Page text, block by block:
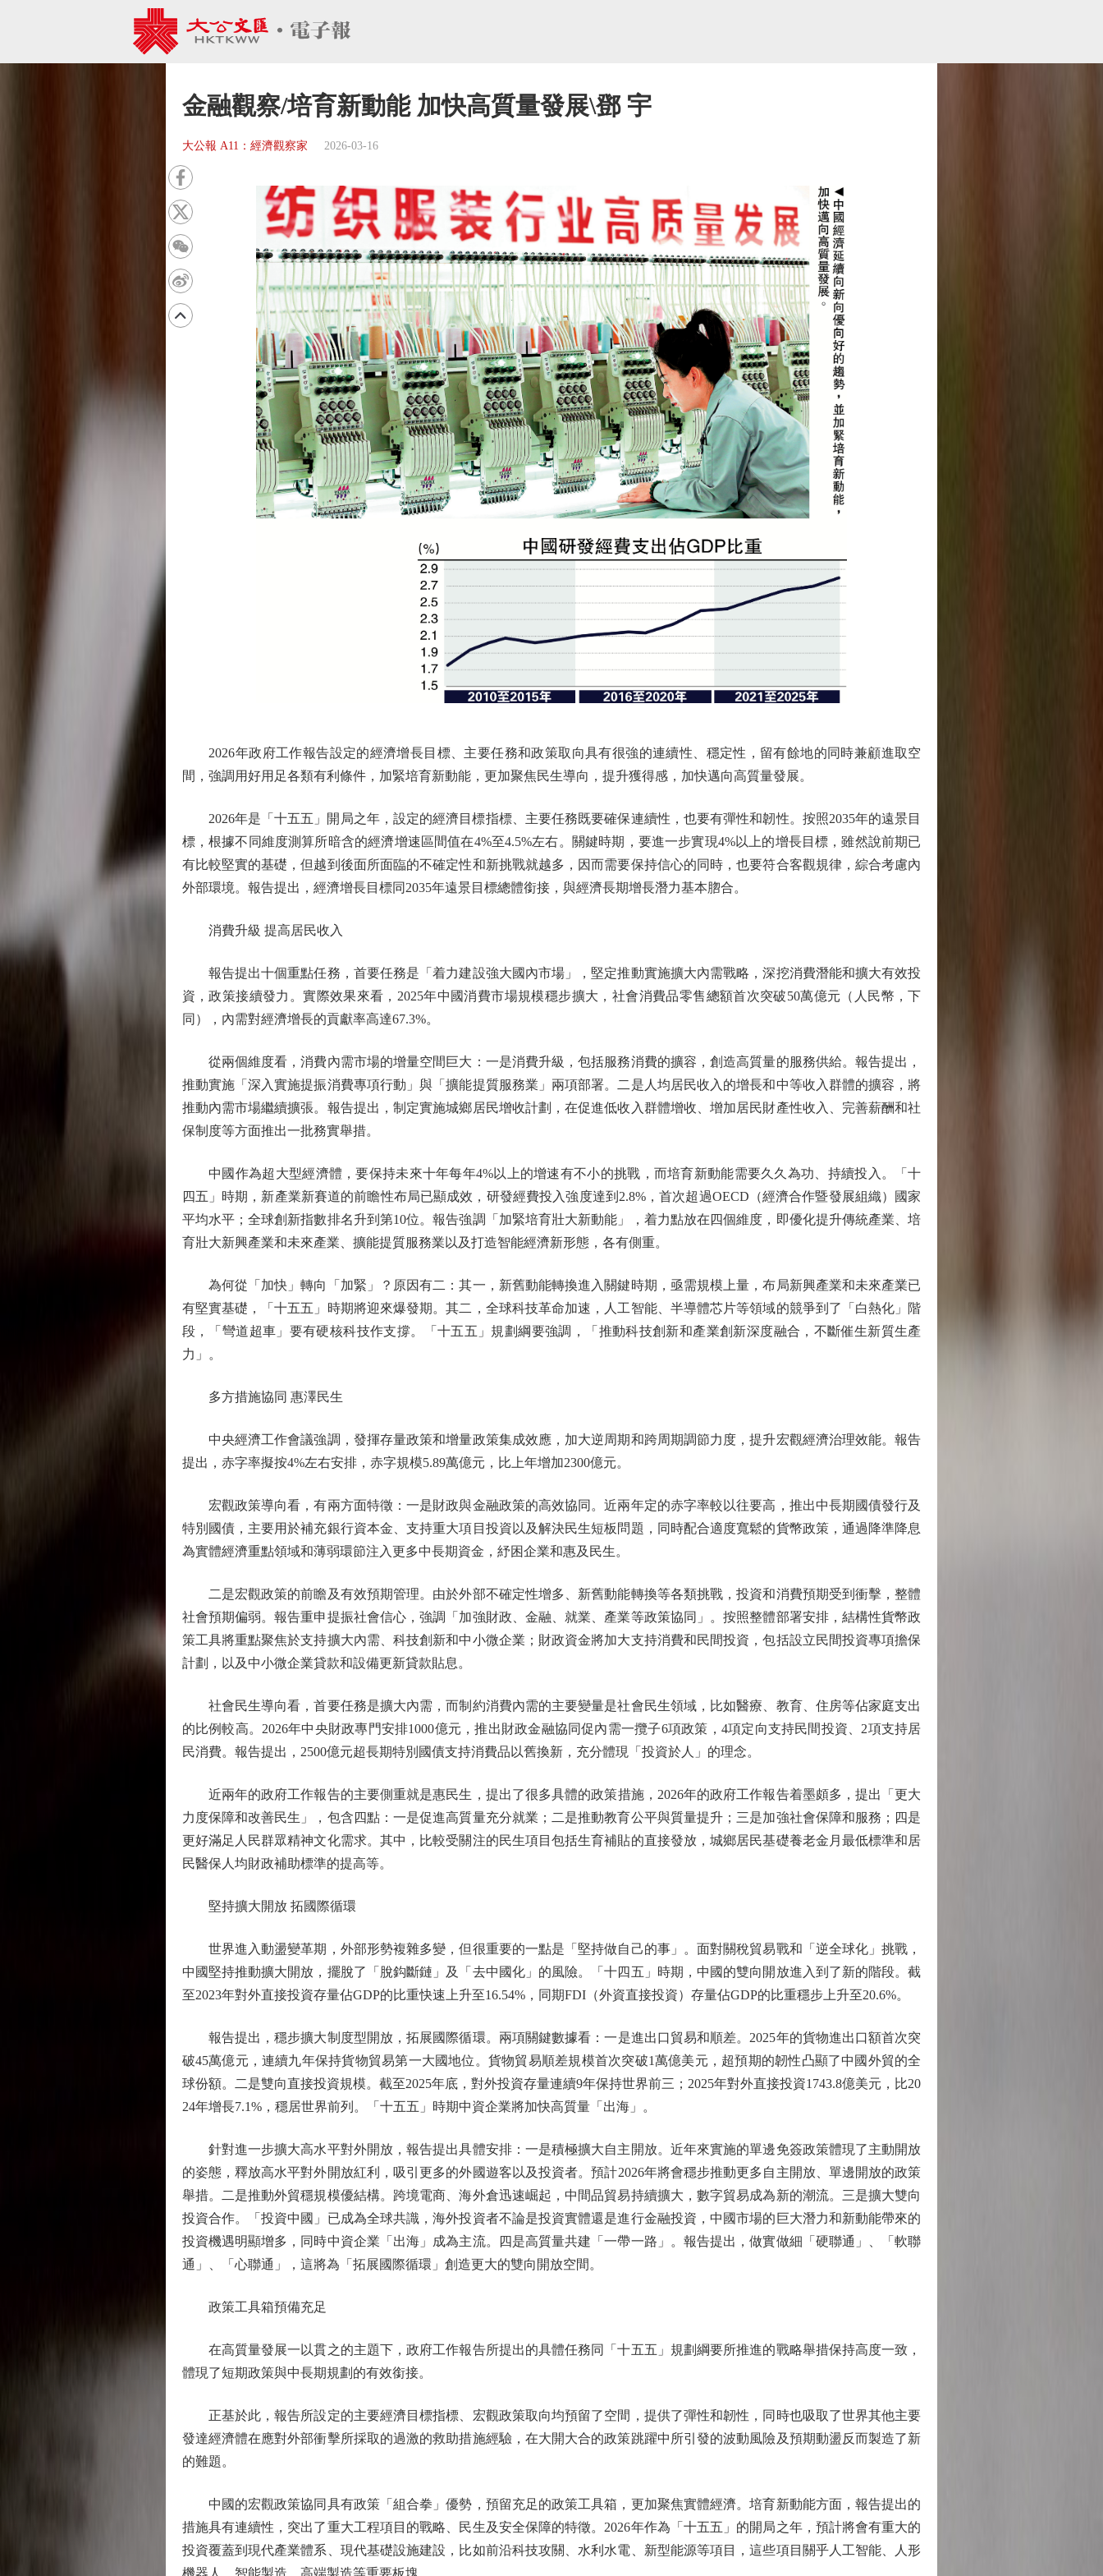
金融觀察/培育新動能 加快高質量發展\鄧 宇
大公報 A11：經濟觀察家 2026-03-16
2026年政府工作報告設定的經濟增長目標、主要任務和政策取向具有很強的連續性、穩定性，留有餘地的同時兼顧進取空
間，強調用好用足各類有利條件，加緊培育新動能，更加聚焦民生導向，提升獲得感，加快邁向高質量發展。
2026年是「十五五」開局之年，設定的經濟目標指標、主要任務既要確保連續性，也要有彈性和韌性。按照2035年的遠景目
標，根據不同維度測算所暗含的經濟增速區間值在4%至4.5%左右。關鍵時期，要進一步實現4%以上的增長目標，雖然說前期已
有比較堅實的基礎，但越到後面所面臨的不確定性和新挑戰就越多，因而需要保持信心的同時，也要符合客觀規律，綜合考慮內
外部環境。報告提出，經濟增長目標同2035年遠景目標總體銜接，與經濟長期增長潛力基本脗合。
消費升級 提高居民收入
報告提出十個重點任務，首要任務是「着力建設強大國內市場」，堅定推動實施擴大內需戰略，深挖消費潛能和擴大有效投
資，政策接續發力。實際效果來看，2025年中國消費市場規模穩步擴大，社會消費品零售總額首次突破50萬億元（人民幣，下
同），內需對經濟增長的貢獻率高達67.3%。
從兩個維度看，消費內需市場的增量空間巨大：一是消費升級，包括服務消費的擴容，創造高質量的服務供給。報告提出，
推動實施「深入實施提振消費專項行動」與「擴能提質服務業」兩項部署。二是人均居民收入的增長和中等收入群體的擴容，將
推動內需市場繼續擴張。報告提出，制定實施城鄉居民增收計劃，在促進低收入群體增收、增加居民財產性收入、完善薪酬和社
保制度等方面推出一批務實舉措。
中國作為超大型經濟體，要保持未來十年每年4%以上的增速有不小的挑戰，而培育新動能需要久久為功、持續投入。「十
四五」時期，新產業新賽道的前瞻性布局已顯成效，研發經費投入強度達到2.8%，首次超過OECD（經濟合作暨發展組織）國家
平均水平；全球創新指數排名升到第10位。報告強調「加緊培育壯大新動能」，着力點放在四個維度，即優化提升傳統產業、培
育壯大新興產業和未來產業、擴能提質服務業以及打造智能經濟新形態，各有側重。
為何從「加快」轉向「加緊」？原因有二：其一，新舊動能轉換進入關鍵時期，亟需規模上量，布局新興產業和未來產業已
有堅實基礎，「十五五」時期將迎來爆發期。其二，全球科技革命加速，人工智能、半導體芯片等領域的競爭到了「白熱化」階
段，「彎道超車」要有硬核科技作支撐。「十五五」規劃綱要強調，「推動科技創新和產業創新深度融合，不斷催生新質生產
力」。
多方措施協同 惠澤民生
中央經濟工作會議強調，發揮存量政策和增量政策集成效應，加大逆周期和跨周期調節力度，提升宏觀經濟治理效能。報告
提出，赤字率擬按4%左右安排，赤字規模5.89萬億元，比上年增加2300億元。
宏觀政策導向看，有兩方面特徵：一是財政與金融政策的高效協同。近兩年定的赤字率較以往要高，推出中長期國債發行及
特別國債，主要用於補充銀行資本金、支持重大項目投資以及解決民生短板問題，同時配合適度寬鬆的貨幣政策，通過降準降息
為實體經濟重點領域和薄弱環節注入更多中長期資金，紓困企業和惠及民生。
二是宏觀政策的前瞻及有效預期管理。由於外部不確定性增多、新舊動能轉換等各類挑戰，投資和消費預期受到衝擊，整體
社會預期偏弱。報告重申提振社會信心，強調「加強財政、金融、就業、產業等政策協同」。按照整體部署安排，結構性貨幣政
策工具將重點聚焦於支持擴大內需、科技創新和中小微企業；財政資金將加大支持消費和民間投資，包括設立民間投資專項擔保
計劃，以及中小微企業貸款和設備更新貸款貼息。
社會民生導向看，首要任務是擴大內需，而制約消費內需的主要變量是社會民生領域，比如醫療、教育、住房等佔家庭支出
的比例較高。2026年中央財政專門安排1000億元，推出財政金融協同促內需一攬子6項政策，4項定向支持民間投資、2項支持居
民消費。報告提出，2500億元超長期特別國債支持消費品以舊換新，充分體現「投資於人」的理念。
近兩年的政府工作報告的主要側重就是惠民生，提出了很多具體的政策措施，2026年的政府工作報告着墨頗多，提出「更大
力度保障和改善民生」，包含四點：一是促進高質量充分就業；二是推動教育公平與質量提升；三是加強社會保障和服務；四是
更好滿足人民群眾精神文化需求。其中，比較受關注的民生項目包括生育補貼的直接發放，城鄉居民基礎養老金月最低標準和居
民醫保人均財政補助標準的提高等。
堅持擴大開放 拓國際循環
世界進入動盪變革期，外部形勢複雜多變，但很重要的一點是「堅持做自己的事」。面對關稅貿易戰和「逆全球化」挑戰，
中國堅持推動擴大開放，擺脫了「脫鈎斷鏈」及「去中國化」的風險。「十四五」時期，中國的雙向開放進入到了新的階段。截
至2023年對外直接投資存量佔GDP的比重快速上升至16.54%，同期FDI（外資直接投資）存量佔GDP的比重穩步上升至20.6%。
報告提出，穩步擴大制度型開放，拓展國際循環。兩項關鍵數據看：一是進出口貿易和順差。2025年的貨物進出口額首次突
破45萬億元，連續九年保持貨物貿易第一大國地位。貨物貿易順差規模首次突破1萬億美元，超預期的韌性凸顯了中國外貿的全
球份額。二是雙向直接投資規模。截至2025年底，對外投資存量連續9年保持世界前三；2025年對外直接投資1743.8億美元，比20
24年增長7.1%，穩居世界前列。「十五五」時期中資企業將加快高質量「出海」。
針對進一步擴大高水平對外開放，報告提出具體安排：一是積極擴大自主開放。近年來實施的單邊免簽政策體現了主動開放
的姿態，釋放高水平對外開放紅利，吸引更多的外國遊客以及投資者。預計2026年將會穩步推動更多自主開放、單邊開放的政策
舉措。二是推動外貿穩規模優結構。跨境電商、海外倉迅速崛起，中間品貿易持續擴大，數字貿易成為新的潮流。三是擴大雙向
投資合作。「投資中國」已成為全球共識，海外投資者不論是投資實體還是進行金融投資，中國市場的巨大潛力和新動能帶來的
投資機遇明顯增多，同時中資企業「出海」成為主流。四是高質量共建「一帶一路」。報告提出，做實做細「硬聯通」、「軟聯
通」、「心聯通」，這將為「拓展國際循環」創造更大的雙向開放空間。
政策工具箱預備充足
在高質量發展一以貫之的主題下，政府工作報告所提出的具體任務同「十五五」規劃綱要所推進的戰略舉措保持高度一致，
體現了短期政策與中長期規劃的有效銜接。
正基於此，報告所設定的主要經濟目標指標、宏觀政策取向均預留了空間，提供了彈性和韌性，同時也吸取了世界其他主要
發達經濟體在應對外部衝擊所採取的過激的救助措施經驗，在大開大合的政策跳躍中所引發的波動風險及預期動盪反而製造了新
的難題。
中國的宏觀政策協同具有政策「組合拳」優勢，預留充足的政策工具箱，更加聚焦實體經濟。培育新動能方面，報告提出的
措施具有連續性，突出了重大工程項目的戰略、民生及安全保障的特徵。2026年作為「十五五」的開局之年，預計將會有重大的
投資覆蓋到現代產業體系、現代基礎設施建設，比如前沿科技攻關、水利水電、新型能源等項目，這些項目關乎人工智能、人形